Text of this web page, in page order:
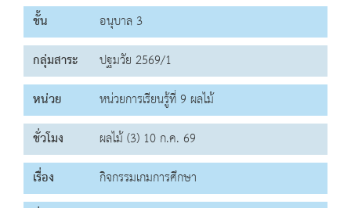
ชั้น
อนุบาล 3
กลุ่มสาระ
ปฐมวัย 2569/1
หน่วย
หน่วยการเรียนรู้ที่ 9 ผลไม้
ชั่วโมง
ผลไม้ (3) 10 ก.ค. 69
เรื่อง
กิจกรรมเกมการศึกษา